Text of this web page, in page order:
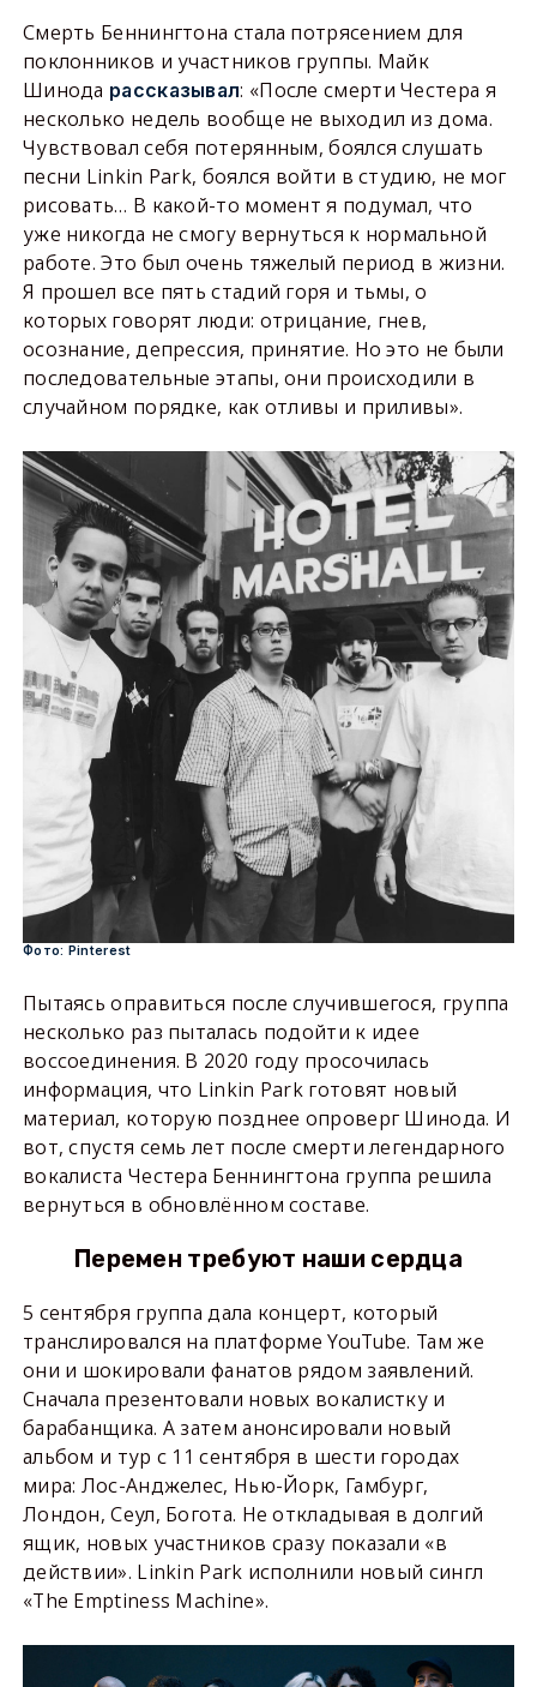
Смерть Беннингтона стала потрясением для
поклонников и участников группы. Майк
Шинода рассказывал: «После смерти Честера я
несколько недель вообще не выходил из дома.
Чувствовал себя потерянным, боялся слушать
песни Linkin Park, боялся войти в студию, не мог
рисовать… В какой-то момент я подумал, что
уже никогда не смогу вернуться к нормальной
работе. Это был очень тяжелый период в жизни.
Я прошел все пять стадий горя и тьмы, о
которых говорят люди: отрицание, гнев,
осознание, депрессия, принятие. Но это не были
последовательные этапы, они происходили в
случайном порядке, как отливы и приливы».
Фото: Pinterest
Пытаясь оправиться после случившегося, группа
несколько раз пыталась подойти к идее
воссоединения. В 2020 году просочилась
информация, что Linkin Park готовят новый
материал, которую позднее опроверг Шинода. И
вот, спустя семь лет после смерти легендарного
вокалиста Честера Беннингтона группа решила
вернуться в обновлённом составе.
Перемен требуют наши сердца
5 сентября группа дала концерт, который
транслировался на платформе YouTube. Там же
они и шокировали фанатов рядом заявлений.
Сначала презентовали новых вокалистку и
барабанщика. А затем анонсировали новый
альбом и тур с 11 сентября в шести городах
мира: Лос-Анджелес, Нью-Йорк, Гамбург,
Лондон, Сеул, Богота. Не откладывая в долгий
ящик, новых участников сразу показали «в
действии». Linkin Park исполнили новый сингл
«The Emptiness Machine».